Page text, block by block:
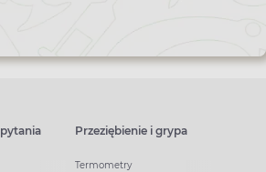
Przeziębienie i grypa
Termometry